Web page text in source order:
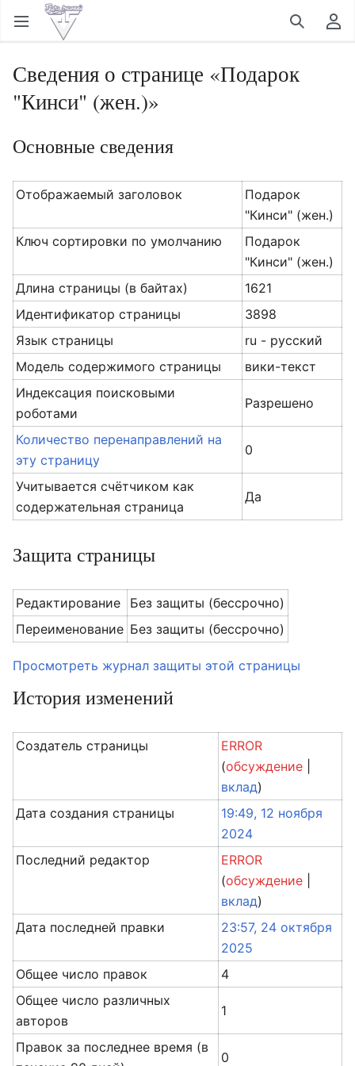
Открыть главное меню Найти Пользовательское меню
Сведения о странице «Подарок
"Кинси" (жен.)»
Основные сведения
Отображаемый заголовок
Подарок
"Кинси" (жен.)
Ключ сортировки по умолчанию
Подарок
"Кинси" (жен.)
Длина страницы (в байтах)
1621
Идентификатор страницы
3898
Язык страницы
ru - русский
Модель содержимого страницы
вики-текст
Индексация поисковыми
роботами
Разрешено
Количество перенаправлений на
эту страницу
0
Учитывается счётчиком как
содержательная страница
Да
Защита страницы
Редактирование
Без защиты (бессрочно)
Переименование Без защиты (бессрочно)
Просмотреть журнал защиты этой страницы
История изменений
Создатель страницы
ERROR
(обсуждение
вклад)
Дата создания страницы
19:49, 12 ноября
2024
Последний редактор
ERROR
(обсуждение
вклад)
Дата последней правки
23:57, 24 октября
2025
Общее число правок
4
Общее число различных
авторов
1
Правок за последнее время (в
0